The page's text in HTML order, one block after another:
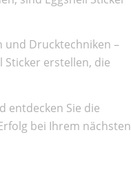
und Drucktechniken –
Sticker erstellen, die
entdecken Sie die
bei Ihrem nächsten